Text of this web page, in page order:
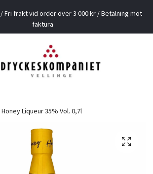
Fri frakt vid order över 3 000 kr / Betalning mot
faktura
Honey Liqueur 35% Vol. 0,7l